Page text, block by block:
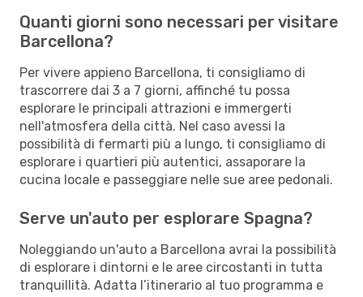
Quanti giorni sono necessari per visitare
Barcellona?
Per vivere appieno Barcellona, ti consigliamo di
trascorrere dai 3 a 7 giorni, affinché tu possa
esplorare le principali attrazioni e immergerti
nell'atmosfera della città. Nel caso avessi la
possibilità di fermarti più a lungo, ti consigliamo di
esplorare i quartieri più autentici, assaporare la
cucina locale e passeggiare nelle sue aree pedonali.
Serve un'auto per esplorare Spagna?
Noleggiando un'auto a Barcellona avrai la possibilità
di esplorare i dintorni e le aree circostanti in tutta
tranquillità. Adatta l’itinerario al tuo programma e